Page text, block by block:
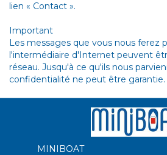
lien « Contact ».
Important
Les messages que vous nous ferez
l'intermédiaire d'Internet peuvent
réseau. Jusqu'à ce qu'ils nous
confidentialité ne peut être garantie.
MINIBOAT